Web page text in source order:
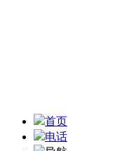
首页
电话